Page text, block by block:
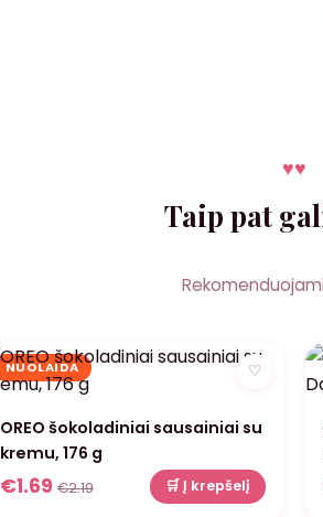
♥♥
Taip pat
NUOLAIDA ♡
OREO šokoladiniai sausainiai su
kremu, 176 g
€1.69 €2.19 🛒 Į krepšelį